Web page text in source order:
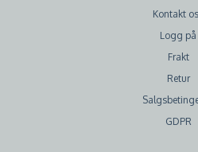
Kontakt
Logg på
Frakt
Retur
GDPR